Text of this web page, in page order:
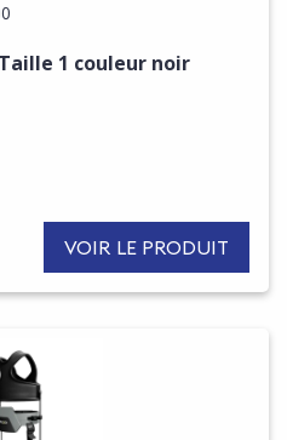
1 couleur noir
VOIR LE PRODUIT